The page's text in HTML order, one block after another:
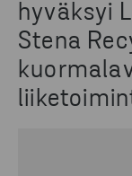
hyväksyi
Stena